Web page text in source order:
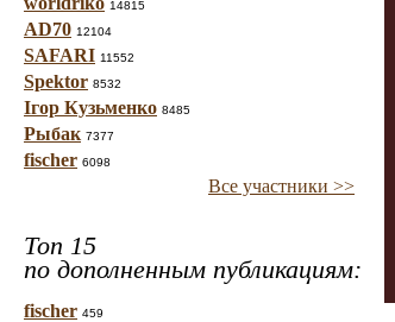
14815
AD70 12104
SAFARI 11552
Spektor 8532
Ігор Кузьменко 8485
Рыбак 7377
fischer 6098
Все участники >>
Топ 15
по дополненным публикациям:
fischer 459